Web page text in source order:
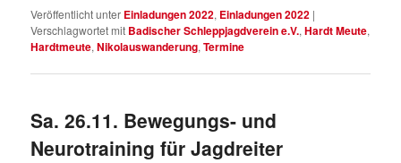
Veröffentlicht unter Einladungen 2022, Einladungen 2022 |
Verschlagwortet mit Badischer Schleppjagdverein e.V.,Hardt Meute,
Hardtmeute,Nikolauswanderung,Termine
Sa. 26.11. Bewegungs- und
Neurotraining für Jagdreiter